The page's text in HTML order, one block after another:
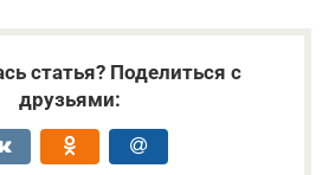
статья? Поделиться с
друзьями: